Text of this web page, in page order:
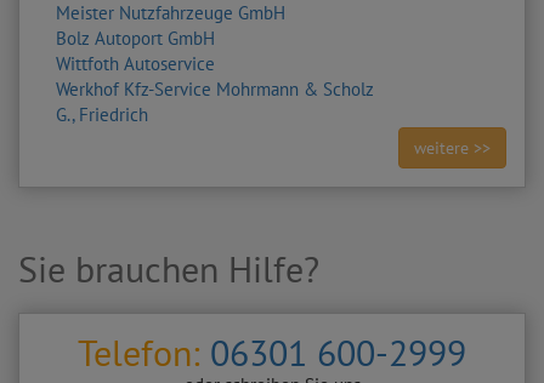
Meister Nutzfahrzeuge GmbH
Bolz Autoport GmbH
Wittfoth Autoservice
Werkhof Kfz-Service Mohrmann & Scholz
G., Friedrich
weitere >>
Sie brauchen Hilfe?
Telefon: 06301 600-2999